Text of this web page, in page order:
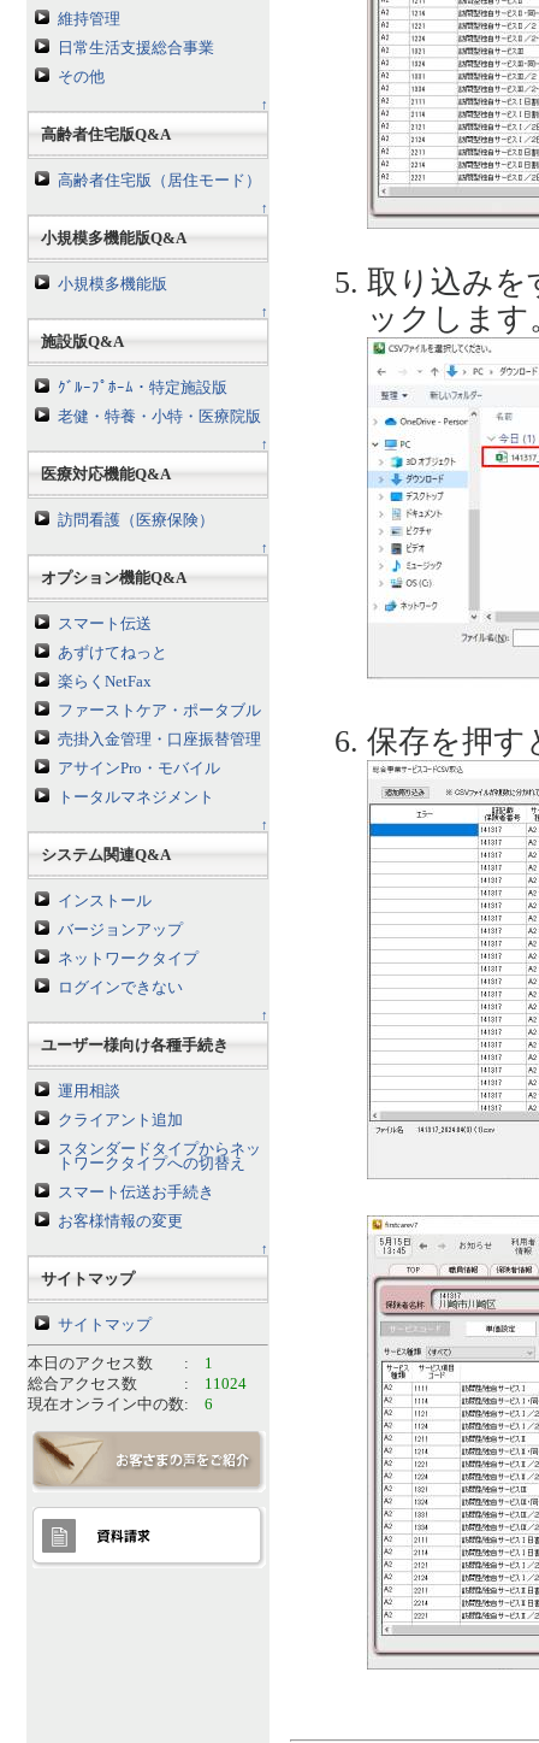
維持管理
日常生活支援総合事業
その他
↑
高齢者住宅版Q&A
高齢者住宅版（居住モード）
↑
小規模多機能版Q&A
小規模多機能版
↑
施設版Q&A
ｸﾞﾙｰﾌﾟﾎｰﾑ・特定施設版
老健・特養・小特・医療院版
↑
医療対応機能Q&A
訪問看護（医療保険）
↑
オプション機能Q&A
スマート伝送
あずけてねっと
楽らくNetFax
ファーストケア・ポータブル
売掛入金管理・口座振替管理
アサインPro・モバイル
トータルマネジメント
↑
システム関連Q&A
インストール
バージョンアップ
ネットワークタイプ
ログインできない
↑
ユーザー様向け各種手続き
運用相談
クライアント追加
スタンダードタイプからネッ
トワークタイプへの切替え
スマート伝送お手続き
お客様情報の変更
↑
サイトマップ
サイトマップ
本日のアクセス数 :
1
総合アクセス数 :
11024
現在オンライン中の数: 6
取り込みを
ックします
保存を押す